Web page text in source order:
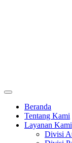
Beranda
Tentang Kami
Layanan Kami
Divisi